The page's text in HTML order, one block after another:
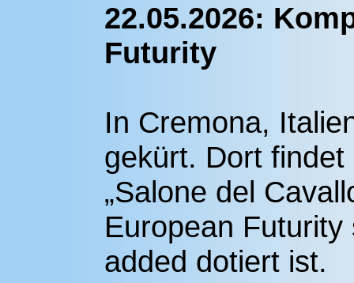
22.05.2026:
Futurity
In Cremona,
gekürt. Dort
„Salone del
European
added dotiert ist.